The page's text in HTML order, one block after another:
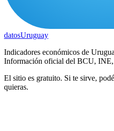
datosUruguay
Indicadores económicos de
Información oficial del BCU,
El sitio es gratuito. Si te sirve,
quieras.